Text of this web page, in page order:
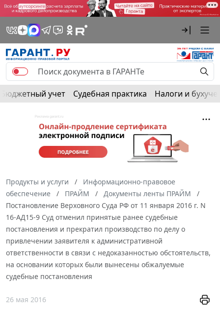
Бюджетный учет Судебная практика Налоги и
Продукты и услуги
Информационно-правовое
обеспечение
ПРАЙМ
Документы ленты ПРАЙМ
Постановление Верховного Суда РФ от 11 января 2016 г. N
16-АД15-9 Суд отменил принятые ранее судебные
постановления и прекратил производство по делу о
привлечении заявителя к административной
ответственности в связи с недоказанностью обстоятельств,
на основании которых были вынесены обжалуемые
судебные постановления
26 мая 2016